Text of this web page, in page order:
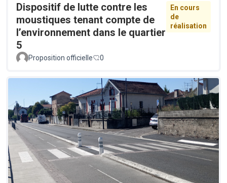
Dispositif de lutte contre les
moustiques tenant compte de
l’environnement dans le quartier
5
En cours
de
réalisation
Proposition officielle 0